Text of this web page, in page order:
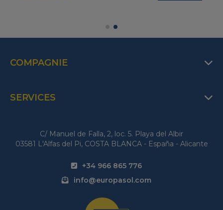
COMPAGNIE
SERVICES
C/ Manuel de Falla, 2, loc. 5. Playa del Albir
03581 L'Alfas del Pi, COSTA BLANCA - España - Alicante
+34 966 865 776
info@europasol.com